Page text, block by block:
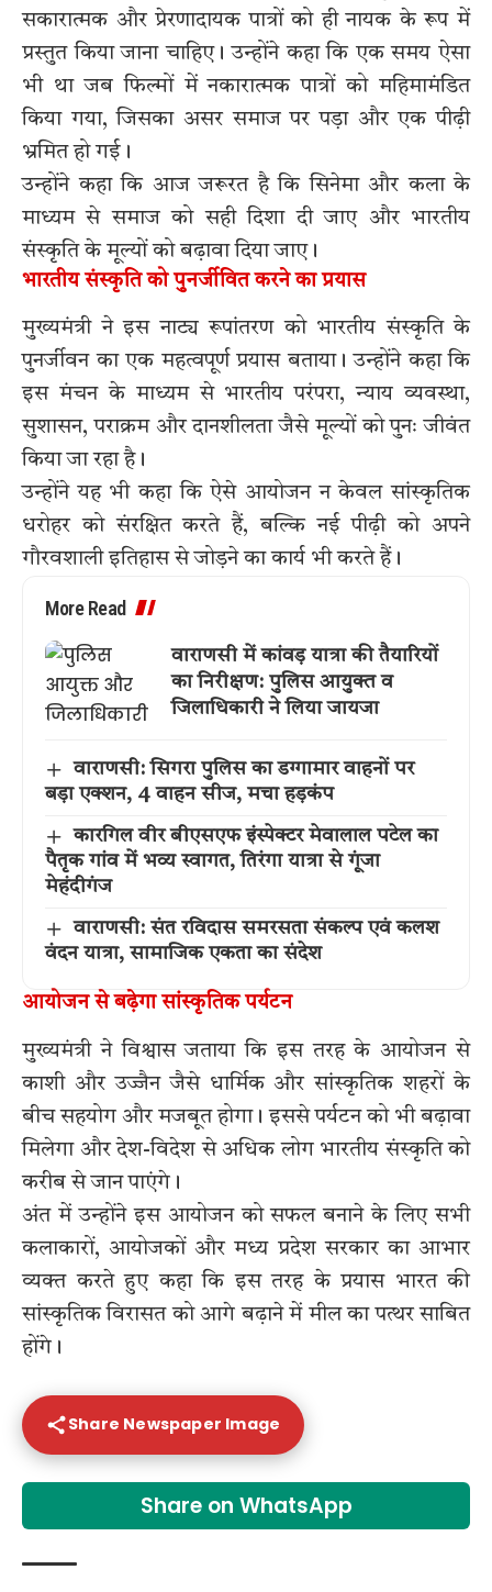
सकारात्मक और प्रेरणादायक पात्रों को ही नायक के रूप में
प्रस्तुत किया जाना चाहिए। उन्होंने कहा कि एक समय ऐसा
भी था जब फिल्मों में नकारात्मक पात्रों को महिमामंडित
किया गया, जिसका असर समाज पर पड़ा और एक पीढ़ी
भ्रमित हो गई।
उन्होंने कहा कि आज जरूरत है कि सिनेमा और कला के
माध्यम से समाज को सही दिशा दी जाए और भारतीय
संस्कृति के मूल्यों को बढ़ावा दिया जाए।
भारतीय संस्कृति को पुनर्जीवित करने का प्रयास
मुख्यमंत्री ने इस नाट्य रूपांतरण को भारतीय संस्कृति के
पुनर्जीवन का एक महत्वपूर्ण प्रयास बताया। उन्होंने कहा कि
इस मंचन के माध्यम से भारतीय परंपरा, न्याय व्यवस्था,
सुशासन, पराक्रम और दानशीलता जैसे मूल्यों को पुनः जीवंत
किया जा रहा है।
उन्होंने यह भी कहा कि ऐसे आयोजन न केवल सांस्कृतिक
धरोहर को संरक्षित करते हैं, बल्कि नई पीढ़ी को अपने
गौरवशाली इतिहास से जोड़ने का कार्य भी करते हैं।
More Read
वाराणसी में कांवड़ यात्रा की तैयारियों
का निरीक्षण: पुलिस आयुक्त व
जिलाधिकारी ने लिया जायजा
वाराणसी: सिगरा पुलिस का डग्गामार वाहनों पर
बड़ा एक्शन, 4 वाहन सीज, मचा हड़कंप
कारगिल वीर बीएसएफ इंस्पेक्टर मेवालाल पटेल का
पैतृक गांव में भव्य स्वागत, तिरंगा यात्रा से गूंजा
मेहंदीगंज
वाराणसी: संत रविदास समरसता संकल्प एवं कलश
वंदन यात्रा, सामाजिक एकता का संदेश
आयोजन से बढ़ेगा सांस्कृतिक पर्यटन
मुख्यमंत्री ने विश्वास जताया कि इस तरह के आयोजन से
काशी और उज्जैन जैसे धार्मिक और सांस्कृतिक शहरों के
बीच सहयोग और मजबूत होगा। इससे पर्यटन को भी बढ़ावा
मिलेगा और देश-विदेश से अधिक लोग भारतीय संस्कृति को
करीब से जान पाएंगे।
अंत में उन्होंने इस आयोजन को सफल बनाने के लिए सभी
कलाकारों, आयोजकों और मध्य प्रदेश सरकार का आभार
व्यक्त करते हुए कहा कि इस तरह के प्रयास भारत की
सांस्कृतिक विरासत को आगे बढ़ाने में मील का पत्थर साबित
होंगे।
Share Newspaper Image
Share on WhatsApp